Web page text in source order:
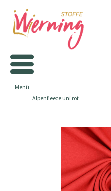
Menü
Alpenfleece uni rot